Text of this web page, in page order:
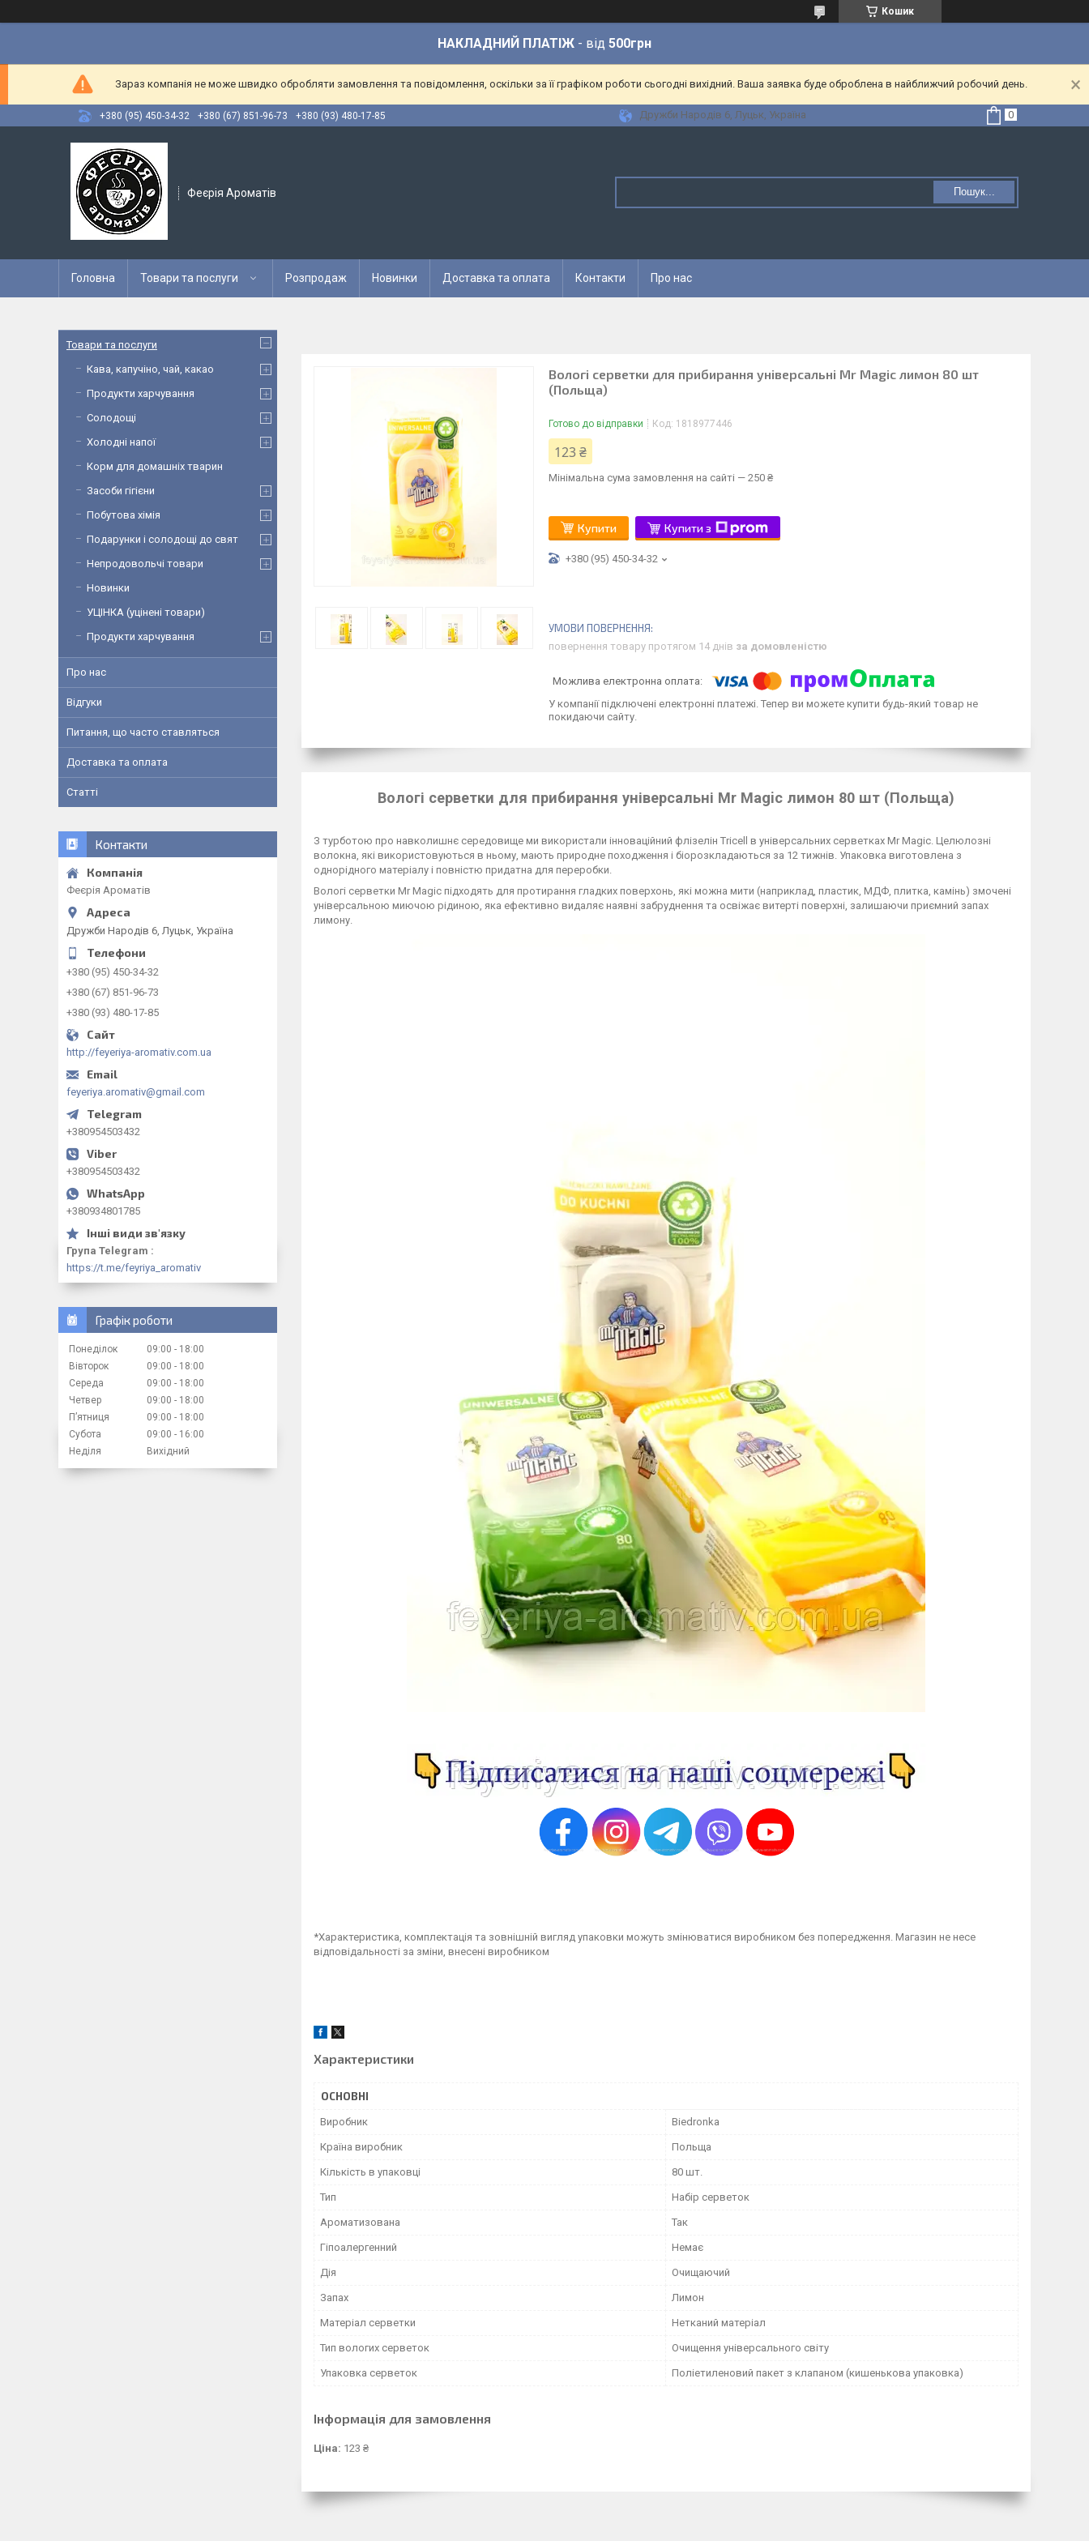
Кошик
НАКЛАДНИЙ ПЛАТІЖ - від 500грн
Зараз компанія не може швидко обробляти замовлення та повідомлення, оскільки за її графіком роботи сьогодні вихідний. Ваша заявка буде оброблена в найближчий робочий день.
+380 (95) 450-34-32 +380 (67) 851-96-73 +380 (93) 480-17-85 Дружби Народів 6, Луцьк, Україна
Феєрія Ароматів Пошук...
Головна Товари та послуги Розпродаж Новинки Доставка та оплата Контакти Про нас
Вологі серветки для прибирання універсальні Mr Magic лимон 80 шт
(Польща)
Готово до відправки Код: 1818977446
123 ₴
Мінімальна сума замовлення на сайті — 250 ₴
Купити Купити з
+380 (95) 450-34-32
повернення товару протягом 14 днів за домовленістю
У компанії підключені електронні платежі. Тепер ви можете купити будь-який товар не
покидаючи сайту.
Вологі серветки для прибирання універсальні Mr Magic лимон 80 шт (Польща)
З турботою про навколишнє середовище ми використали інноваційний флізелін Tricell в універсальних серветках Mr Magic. Целюлозні
волокна, які використовуються в ньому, мають природне походження і біорозкладаються за 12 тижнів. Упаковка виготовлена з
однорідного матеріалу і повністю придатна для переробки.
Вологі серветки Mr Magic підходять для протирання гладких поверхонь, які можна мити (наприклад, пластик, МДФ, плитка, камінь) змочені
універсальною миючою рідиною, яка ефективно видаляє наявні забруднення та освіжає витерті поверхні, залишаючи приємний запах
лимону.
*Характеристика, комплектація та зовнішній вигляд упаковки можуть змінюватися виробником без попередження. Магазин не несе
відповідальності за зміни, внесені виробником
Характеристики
ОСНОВНІ
Виробник Biedronka
Країна виробник Польща
Кількість в упаковці 80 шт.
Тип Набір серветок
Ароматизована Так
Гіпоалергенний Немає
Дія Очищаючий
Запах Лимон
Матеріал серветки Нетканий матеріал
Тип вологих серветок Очищення універсального світу
Упаковка серветок Поліетиленовий пакет з клапаном (кишенькова упаковка)
Інформація для замовлення
Ціна: 123 ₴
Товари та послуги
Кава, капучіно, чай, какао
Продукти харчування
Солодощі
Холодні напої
Корм для домашніх тварин
Засоби гігієни
Побутова хімія
Подарунки і солодощі до свят
Непродовольчі товари
Новинки
УЦІНКА (уцінені товари)
Продукти харчування
Про нас
Відгуки
Питання, що часто ставляться
Доставка та оплата
Статті
Контакти
Феєрія Ароматів
Дружби Народів 6, Луцьк, Україна
+380 (95) 450-34-32
+380 (67) 851-96-73
+380 (93) 480-17-85
http://feyeriya-aromativ.com.ua
feyeriya.aromativ@gmail.com
+380954503432
+380954503432
+380934801785
Група Telegram
https://t.me/feyriya_aromativ
Графік роботи
Понеділок 09:00
18:00
Вівторок
09:00
18:00
Середа
09:00
18:00
Четвер
09:00
18:00
Пʼятниця
09:00
18:00
Субота
09:00
16:00
Неділя
Вихідний